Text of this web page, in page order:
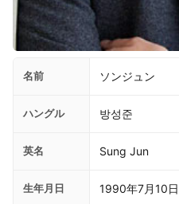
名前 ソンジュン
ハングル 방성준
英名 Sung Jun
生年月日 1990年7月10日